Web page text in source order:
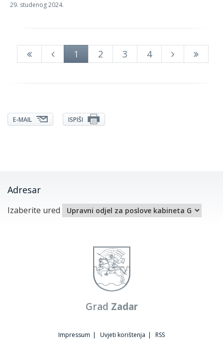
29. studenog 2024.
1 2 3 4
E-MAIL ISPIŠI
Adresar
Izaberite ured
Grad Zadar
Impressum | Uvjeti korištenja | RSS